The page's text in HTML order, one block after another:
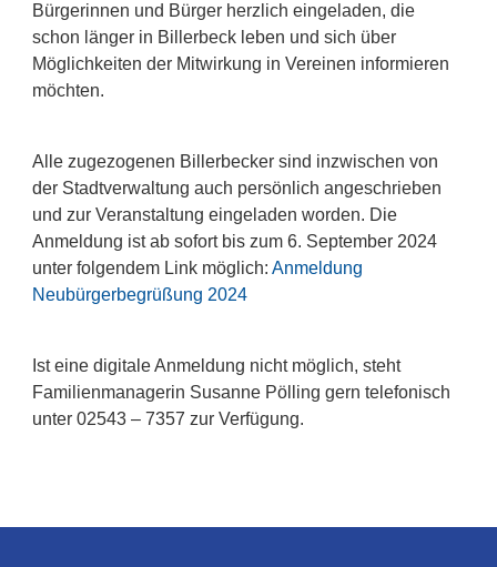
Bürgerinnen und Bürger herzlich eingeladen, die
schon länger in Billerbeck leben und sich über
Möglichkeiten der Mitwirkung in Vereinen informieren
möchten.
Alle zugezogenen Billerbecker sind inzwischen von
der Stadtverwaltung auch persönlich angeschrieben
und zur Veranstaltung eingeladen worden. Die
Anmeldung ist ab sofort bis zum 6. September 2024
unter folgendem Link möglich: Anmeldung
Neubürgerbegrüßung 2024
Ist eine digitale Anmeldung nicht möglich, steht
Familienmanagerin Susanne Pölling gern telefonisch
unter 02543 – 7357 zur Verfügung.